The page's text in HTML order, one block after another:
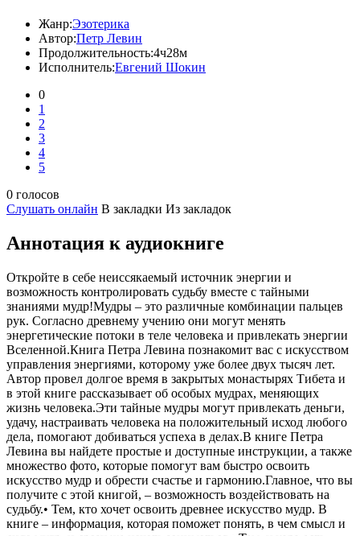
Жанр:Эзотерика
Автор:Петр Левин
Продолжительность:4ч28м
Исполнитель:Евгений Шокин
0
1
2
3
4
5
0 голосов
Слушать онлайн В закладки Из закладок
Аннотация к аудиокниге
Откройте в себе неиссякаемый источник энергии и
возможность контролировать судьбу вместе с тайными
знаниями мудр!Мудры – это различные комбинации пальцев
рук. Согласно древнему учению они могут менять
энергетические потоки в теле человека и привлекать энергии
Вселенной.Книга Петра Левина познакомит вас с искусством
управления энергиями, которому уже более двух тысяч лет.
Автор провел долгое время в закрытых монастырях Тибета и
в этой книге рассказывает об особых мудрах, меняющих
жизнь человека.Эти тайные мудры могут привлекать деньги,
удачу, настраивать человека на положительный исход любого
дела, помогают добиваться успеха в делах.В книге Петра
Левина вы найдете простые и доступные инструкции, а также
множество фото, которые помогут вам быстро освоить
искусство мудр и обрести счастье и гармонию.Главное, что вы
получите с этой книгой, – возможность воздействовать на
судьбу.• Тем, кто хочет освоить древнее искусство мудр. В
книге – информация, которая поможет понять, в чем смысл и